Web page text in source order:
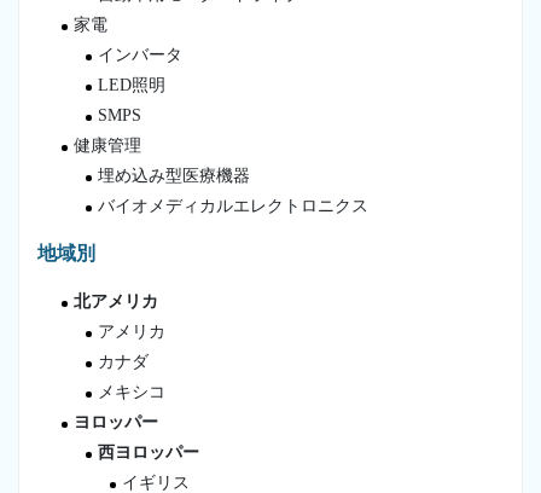
家電
インバータ
LED照明
SMPS
健康管理
埋め込み型医療機器
バイオメディカルエレクトロニクス
地域別
北アメリカ
アメリカ
カナダ
メキシコ
ヨロッパー
西ヨロッパー
イギリス